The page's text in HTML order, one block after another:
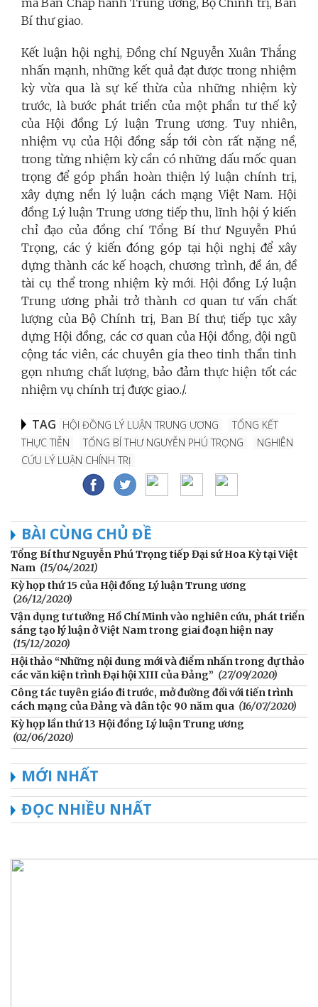
mà Ban Chấp hành Trung ương, Bộ Chính trị, Ban
Bí thư giao.
Kết luận hội nghị, Đồng chí Nguyễn Xuân Thắng
nhấn mạnh, những kết quả đạt được trong nhiệm
kỳ vừa qua là sự kế thừa của những nhiệm kỳ
trước, là bước phát triển của một phần tư thế kỷ
của Hội đồng Lý luận Trung ương. Tuy nhiên,
nhiệm vụ của Hội đồng sắp tới còn rất nặng nề,
trong từng nhiệm kỳ cần có những dấu mốc quan
trọng để góp phần hoàn thiện lý luận chính trị,
xây dựng nền lý luận cách mạng Việt Nam. Hội
đồng Lý luận Trung ương tiếp thu, lĩnh hội ý kiến
chỉ đạo của đồng chí Tổng Bí thư Nguyễn Phú
Trọng, các ý kiến đóng góp tạihội nghị đểxây
dựng thành các kế hoạch, chương trình, đề án, đề
tài cụ thể trong nhiệm kỳ mới. Hội đồng Lý luận
Trung ương phải trở thành cơ quan tư vấn chất
lượngcủa Bộ Chính trị, Ban Bí thư; tiếp tục xây
dựng Hội đồng, các cơ quan của Hội đồng, đội ngũ
cộng tác viên, các chuyên gia theo tinh thần tinh
gọn nhưng chất lượng, bảo đảm thực hiện tốt các
nhiệm vụ chính trị được giao./.
TAG HỘI ĐỒNG LÝ LUẬN TRUNG ƯƠNG
TỔNG KẾT
THỰC TIỄN
TỔNG BÍ THƯ NGUYỄN PHÚ TRỌNG
NGHIÊN
CỨU LÝ LUẬN CHÍNH TRỊ
BÀI CÙNG CHỦ ĐỀ
Tổng Bí thư Nguyễn Phú Trọng tiếp Đại sứ Hoa Kỳ tại Việt
Nam (15/04/2021)
Kỳ họp thứ 15 của Hội đồng Lý luận Trung ương
(26/12/2020)
Vận dụng tư tưởng Hồ Chí Minh vào nghiên cứu, phát triển
sáng tạo lý luận ở Việt Nam trong giai đoạn hiện nay
(15/12/2020)
Hội thảo “Những nội dung mới và điểm nhấn trong dự thảo
các văn kiện trình Đại hội XIII của Đảng” (27/09/2020)
Công tác tuyên giáo đi trước, mở đường đối với tiến trình
cách mạng của Đảng và dân tộc 90 năm qua (16/07/2020)
Kỳ họp lần thứ 13 Hội đồng Lý luận Trung ương
(02/06/2020)
MỚI NHẤT
ĐỌC NHIỀU NHẤT